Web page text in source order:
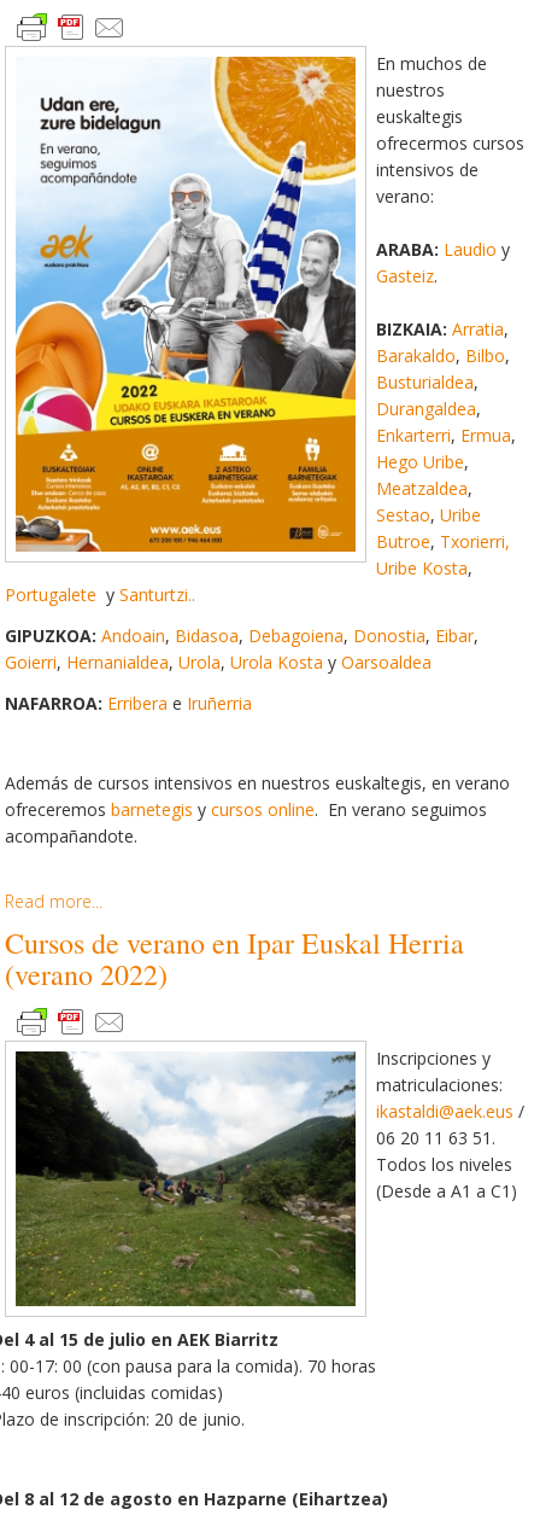
En muchos de
nuestros
euskaltegis
ofrecermos cursos
intensivos de
verano:
ARABA: Laudio y
Gasteiz.
BIZKAIA: Arratia,
Barakaldo, Bilbo,
Busturialdea,
Durangaldea,
Enkarterri, Ermua,
Hego Uribe,
Meatzaldea,
Sestao, Uribe
Butroe, Txorierri,
Uribe Kosta,
Portugalete y Santurtzi..
GIPUZKOA: Andoain, Bidasoa, Debagoiena, Donostia, Eibar,
Goierri, Hernanialdea, Urola, Urola Kosta y Oarsoaldea
NAFARROA: Erribera e Iruñerria
Además de cursos intensivos en nuestros euskaltegis, en verano
ofreceremos barnetegis y cursos online. En verano seguimos
acompañandote.
Read more...
Cursos de verano en Ipar Euskal Herria
(verano 2022)
Inscripciones y
matriculaciones:
ikastaldi@aek.eus /
06 20 11 63 51.
Todos los niveles
(Desde a A1 a C1)
4 al 15 de julio en AEK Biarritz
00-17: 00 (con pausa para la comida). 70 horas
euros (incluidas comidas)
de inscripción: 20 de junio.
8 al 12 de agosto en Hazparne (Eihartzea)